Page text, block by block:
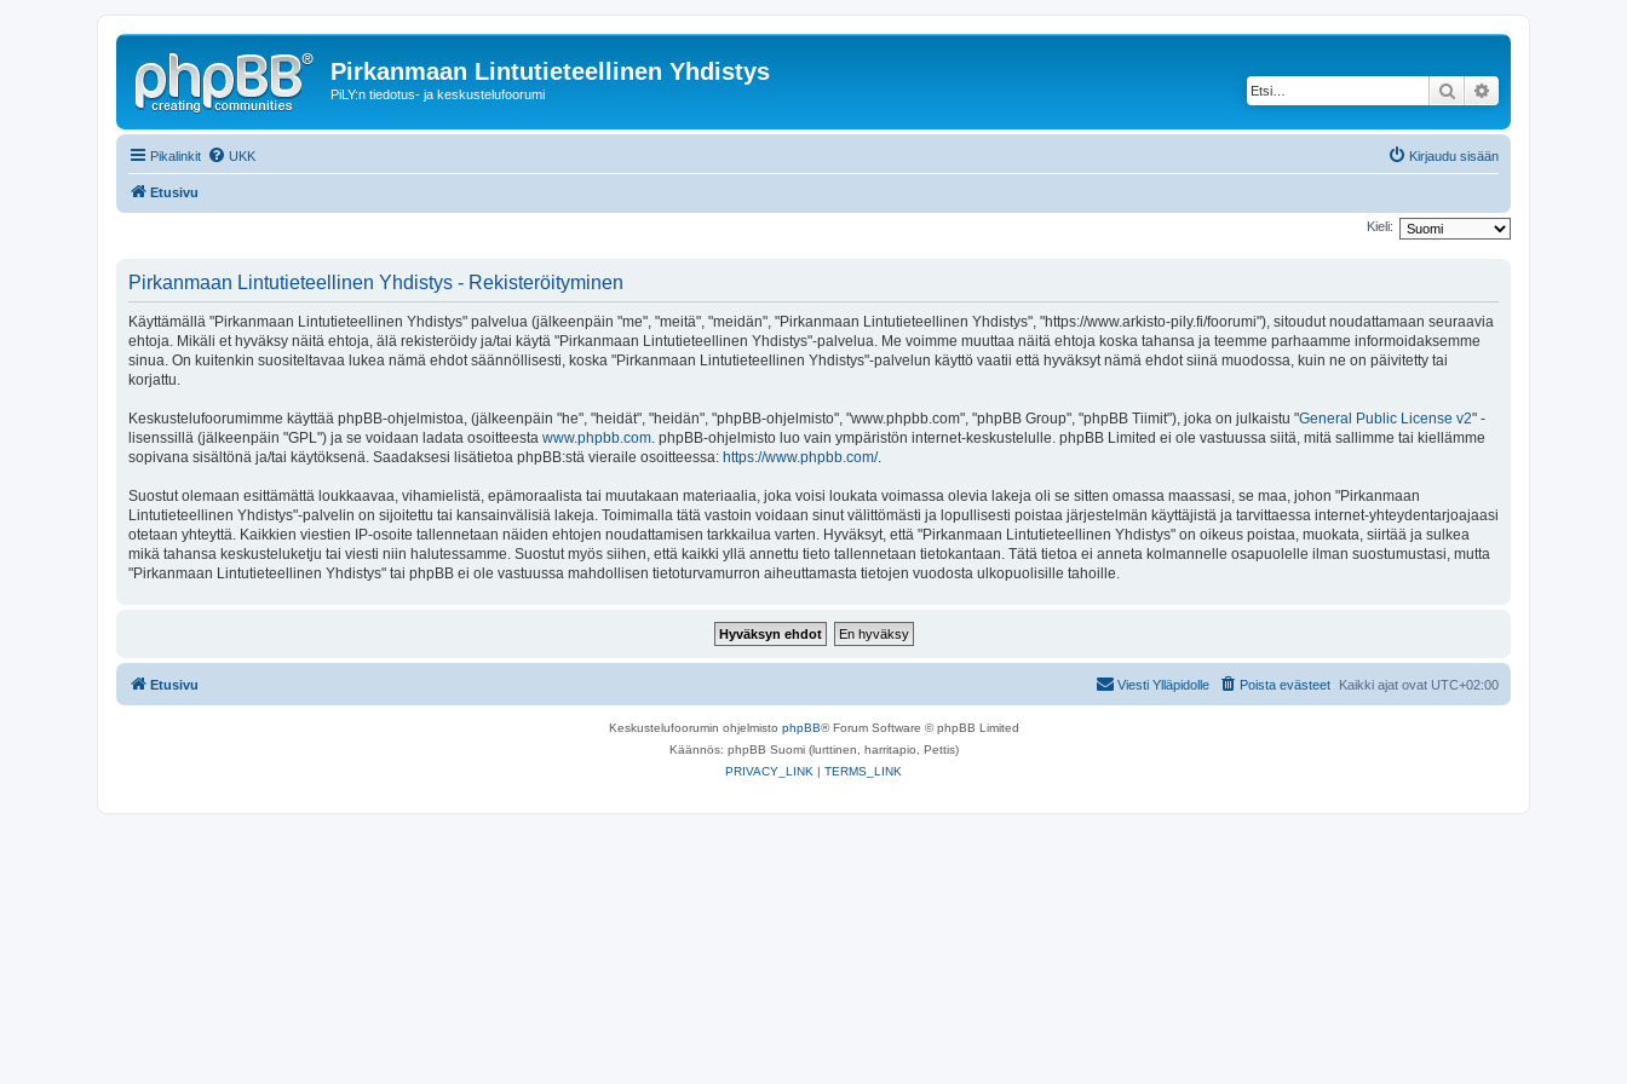
Pirkanmaan Lintutieteellinen Yhdistys
PiLY:n tiedotus- ja keskustelufoorumi Etsi
Pikalinkit UKK Kirjaudu sisään
Etusivu
Kieli:
Pirkanmaan Lintutieteellinen Yhdistys - Rekisteröityminen
Käyttämällä "Pirkanmaan Lintutieteellinen Yhdistys" palvelua (jälkeenpäin "me", "meitä", "meidän", "Pirkanmaan Lintutieteellinen Yhdistys", "https://www.arkisto-pily.fi/foorumi"), sitoudut noudattamaan seuraavia
ehtoja. Mikäli et hyväksy näitä ehtoja, älä rekisteröidy ja/tai käytä "Pirkanmaan Lintutieteellinen Yhdistys"-palvelua. Me voimme muuttaa näitä ehtoja koska tahansa ja teemme parhaamme informoidaksemme
sinua. On kuitenkin suositeltavaa lukea nämä ehdot säännöllisesti, koska "Pirkanmaan Lintutieteellinen Yhdistys"-palvelun käyttö vaatii että hyväksyt nämä ehdot siinä muodossa, kuin ne on päivitetty tai
korjattu.
Keskustelufoorumimme käyttää phpBB-ohjelmistoa, (jälkeenpäin "he", "heidät", "heidän", "phpBB-ohjelmisto", "www.phpbb.com", "phpBB Group", "phpBB Tiimit"), joka on julkaistu "General Public License v2" -
lisenssillä (jälkeenpäin "GPL") ja se voidaan ladata osoitteesta www.phpbb.com. phpBB-ohjelmisto luo vain ympäristön internet-keskustelulle. phpBB Limited ei ole vastuussa siitä, mitä sallimme tai kiellämme
sopivana sisältönä ja/tai käytöksenä. Saadaksesi lisätietoa phpBB:stä vieraile osoitteessa: https://www.phpbb.com/.
Suostut olemaan esittämättä loukkaavaa, vihamielistä, epämoraalista tai muutakaan materiaalia, joka voisi loukata voimassa olevia lakeja oli se sitten omassa maassasi, se maa, johon "Pirkanmaan
Lintutieteellinen Yhdistys"-palvelin on sijoitettu tai kansainvälisiä lakeja. Toimimalla tätä vastoin voidaan sinut välittömästi ja lopullisesti poistaa järjestelmän käyttäjistä ja tarvittaessa internet-yhteydentarjoajaasi
otetaan yhteyttä. Kaikkien viestien IP-osoite tallennetaan näiden ehtojen noudattamisen tarkkailua varten. Hyväksyt, että "Pirkanmaan Lintutieteellinen Yhdistys" on oikeus poistaa, muokata, siirtää ja sulkea
mikä tahansa keskusteluketju tai viesti niin halutessamme. Suostut myös siihen, että kaikki yllä annettu tieto tallennetaan tietokantaan. Tätä tietoa ei anneta kolmannelle osapuolelle ilman suostumustasi, mutta
"Pirkanmaan Lintutieteellinen Yhdistys" tai phpBB ei ole vastuussa mahdollisen tietoturvamurron aiheuttamasta tietojen vuodosta ulkopuolisille tahoille.
Etusivu Kaikki ajat ovat UTC+02:00
Poista evästeet
Viesti Ylläpidolle
Keskustelufoorumin ohjelmisto phpBB® Forum Software © phpBB Limited
Käännös: phpBB Suomi (lurttinen, harritapio, Pettis)
PRIVACY_LINK | TERMS_LINK